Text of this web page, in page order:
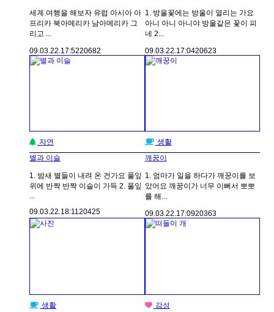
세계 여행을 해보자 유럽 아시아 아
프리카 북아메리카 남아메리카 그
리고 ...
09.03.22. 17:5220682
1. 방울꽃에는 방울이 열리는 가요
아니 아니 아니야 방울같은 꽃이 피
네 2...
09.03.22. 17:0420623
자연
별과 이슬
1. 밤새 별들이 내려 온 건가요 풀잎
위에 반짝 반짝 이슬이 가득 2. 풀잎
...
09.03.22.18:1120425
생활
깨꿍이
1. 엄마가 일을 하다가 깨꿍이를 보
았어요 깨꿍이가 너무 이뻐서 뽀뽀
를 해...
09.03.22.17:0920363
생활
감성